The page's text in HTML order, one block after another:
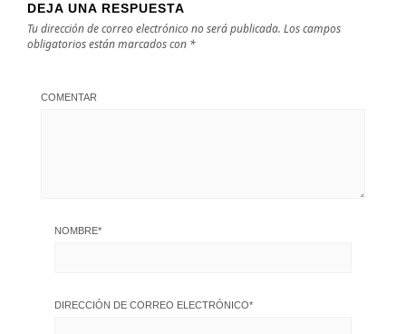
DEJA UNA RESPUESTA
Tu dirección de correo electrónico no será publicada. Los campos
obligatorios están marcados con *
COMENTAR
NOMBRE*
DIRECCIÓN DE CORREO ELECTRÓNICO*